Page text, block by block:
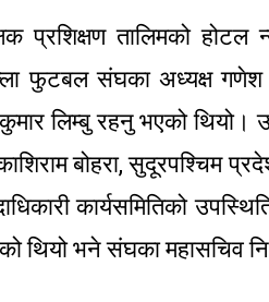
प्रशिक्षण तालिमको
फुटबल संघका अध्यक्ष गणेश
लिम्बु रहनु भएको थियो।
बोहरा, सुदूरपश्चिम
कार्यसमितिको
थियो भने संघका महासचिव